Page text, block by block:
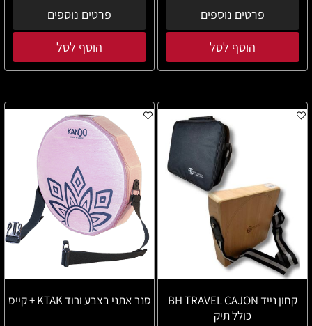
פרטים נוספים
הוסף לסל
פרטים נוספים
הוסף לסל
קחון נייד BH TRAVEL CAJON
כולל תיק
סנר אתני בצבע ורוד KTAK + קייס